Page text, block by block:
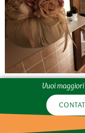
Vuoi